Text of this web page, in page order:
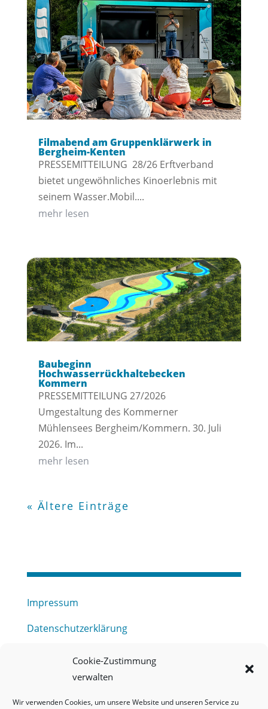
Cookie-Zustimmung
verwalten
Wir verwenden Cookies, um unsere Website und unseren Service zu
Filmabend am Gruppenklärwerk in
Bergheim-Kenten
PRESSEMITTEILUNG 28/26 Erftverband
bietet ungewöhnliches Kinoerlebnis mit
seinem Wasser.Mobil....
mehr lesen
Baubeginn
Hochwasserrückhaltebecken
Kommern
PRESSEMITTEILUNG 27/2026
Umgestaltung des Kommerner
Mühlensees Bergheim/Kommern. 30. Juli
2026. Im...
mehr lesen
« Ältere Einträge
Impressum
Datenschutzerklärung
Haftungsausschluss
Barrierefreiheitserklärung
Meldestelle (HinSchG) des Erftverbandes